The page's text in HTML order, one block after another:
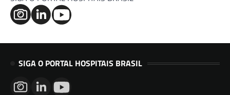
SIGA O PORTAL HOSPITAIS BRASIL